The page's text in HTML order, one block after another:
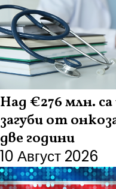
Над €276 млн.
загуби от
две години
10 Август 2026